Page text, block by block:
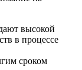
высокой
в процессе
сроком